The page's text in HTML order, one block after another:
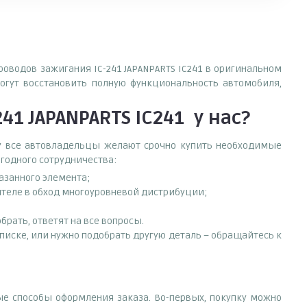
зажигания IC-241 JAPANPARTS IC241 в оригинальном
восстановить полную функциональность автомобиля,
IC241 у нас?
все автовладельцы желают срочно купить необходимые
сотрудничества:
элемента;
в обход многоуровневой дистрибуции;
ответят на все вопросы.
или нужно подобрать другую деталь – обращайтесь к
способы оформления заказа. Во-первых, покупку можно